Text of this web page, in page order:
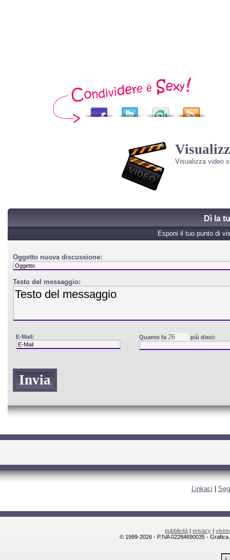
Visualizza video
Dì la
Esponi il tuo punto di
Oggetto nuova discussione:
Testo del messaggio:
E-Mail: Quanto fa più dieci:
Linkaci
pubblicità | privacy |
© 1999-2026 - P.IVA 02284690035 -